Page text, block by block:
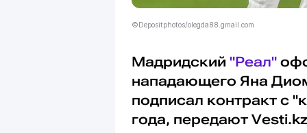
©Depositphotos/olegda88.gmail.com
Мадридский "Реал"
нападающего Яна
подписал контракт с
года, передают